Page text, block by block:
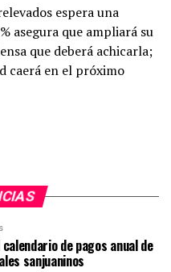
espera una
asegura que ampliará su
que deberá achicarla;
caerá en el próximo
de pagos anual de
sanjuaninos